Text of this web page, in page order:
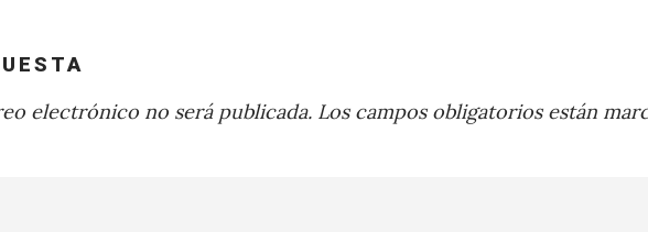
electrónico no será publicada. Los campos obligatorios están